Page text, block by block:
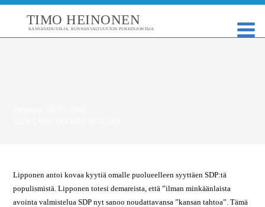
TIMO HEINONEN
KANSANEDUSTAJA, KUNNANVALTUUSTON PUHEENJOHTAJA
Lipponen antoi kovaa kyytiä omalle puolueelleen syyttäen SDP:tä
populismistä. Lipponen totesi demareista, että ”ilman minkäänlaista
avointa valmistelua SDP nyt sanoo noudattavansa ”kansan tahtoa”. Tämä